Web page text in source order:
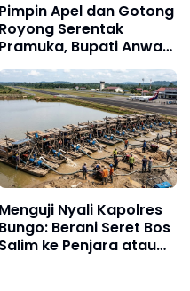
Pimpin Apel dan Gotong
Royong Serentak
Pramuka, Bupati Anwar
Sadat Ajak Generasi
Wujudkan Dasa
Melalui Aksi
Nyata Peduli Lingkungan
Menguji Nyali Kapolres
Bungo: Berani Seret Bos
Salim ke Penjara atau